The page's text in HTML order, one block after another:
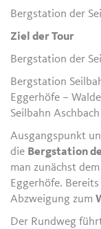
Bergstation der
Ziel der Tour
Bergstation der
Bergstation
Eggerhöfe –
Seilbahn Aschbach
Ausgangspunkt
die Bergstation
man zunächst
Eggerhöfe.
Abzweigung zum
Der Rundweg